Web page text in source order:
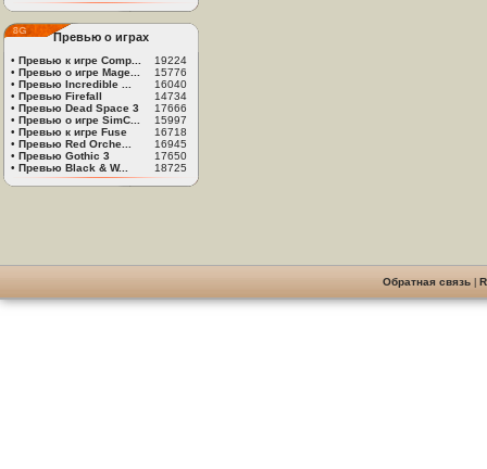
Превью о играх
• Превью к игре Comp...
19224
• Превью о игре Mage...
15776
• Превью Incredible ...
16040
• Превью Firefall
14734
• Превью Dead Space 3
17666
• Превью о игре SimC...
15997
• Превью к игре Fuse
16718
• Превью Red Orche...
16945
• Превью Gothic 3
17650
• Превью Black & W... 18725
Обратная связь